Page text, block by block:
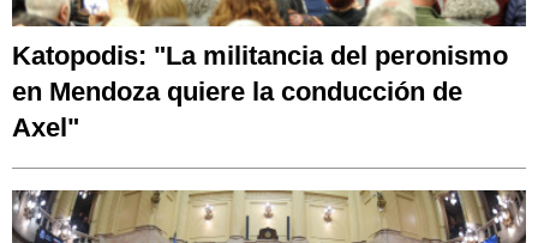
Katopodis: "La militancia del peronismo
en Mendoza quiere la conducción de
Axel"